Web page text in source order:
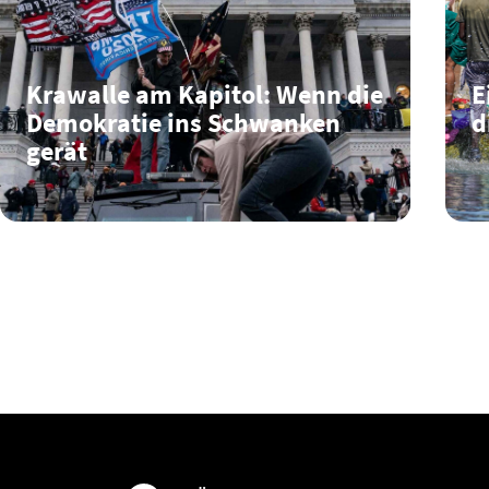
Krawalle am Kapitol: Wenn die
Demokratie ins Schwanken
gerät